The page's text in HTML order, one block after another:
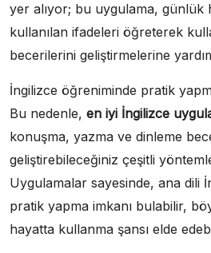
yer alıyor; bu uygulama, günlük
kullanılan ifadeleri öğreterek
becerilerini geliştirmelerine
İngilizce öğreniminde pratik
Bu nedenle, en iyi İngilizce
konuşma, yazma ve dinleme
geliştirebileceğiniz çeşitli
Uygulamalar sayesinde, ana dili
pratik yapma imkanı bulabilir,
hayatta kullanma şansı elde